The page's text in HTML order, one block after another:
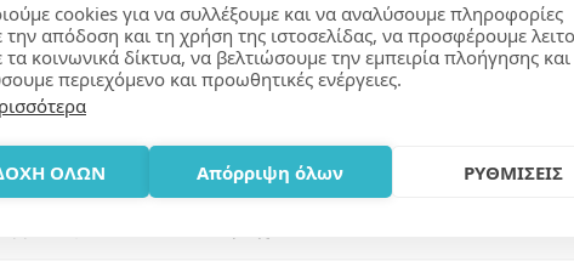
Learn More
από τα καλύτερα δώρα που μπορείτε να κάνετε.
κινητή διαφήμιση.
άνω των 400 τεμαχίων.
cookies για να συλλέξουμε και να αναλύσουμε πληροφορίες
την απόδοση και τη χρήση της ιστοσελίδας, να προσφέρουμε
τα κοινωνικά δίκτυα, να βελτιώσουμε την εμπειρία πλοήγησης
περιεχόμενο και προωθητικές ενέργειες.
ΟΛΩΝ Απόρριψη όλων ΡΥΘΜΙΣΕΙΣ